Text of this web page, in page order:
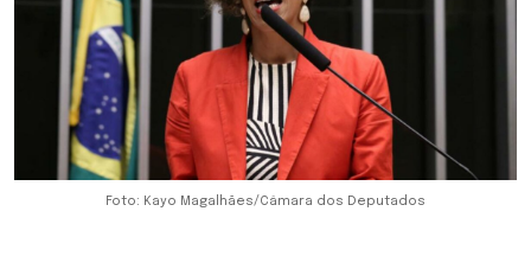
Foto: Kayo Magalhães/Câmara dos Deputados